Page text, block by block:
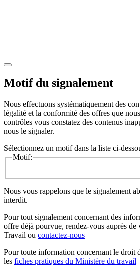
Motif du signalement
Nous effectuons systématiquement des
légalité et la conformité des offres que
contrôles vous constatez des contenus
nous le signaler.
Sélectionnez un motif dans la liste ci-
Motif:
Nous vous rappelons que le signalement
interdit.
Pour tout signalement concernant des
offre déjà pourvue, rendez-vous auprès de
Travail ou contactez-nous
Pour toute information concernant le droit
les fiches pratiques du Ministère du travail